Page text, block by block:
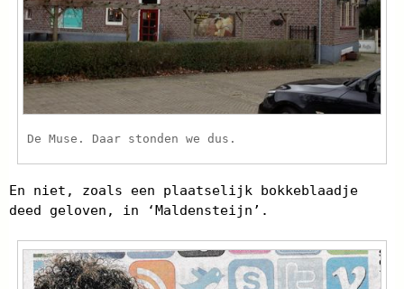
De Muse. Daar stonden we dus.
En niet, zoals een plaatselijk bokkeblaadje
deed geloven, in ‘Maldensteijn’.